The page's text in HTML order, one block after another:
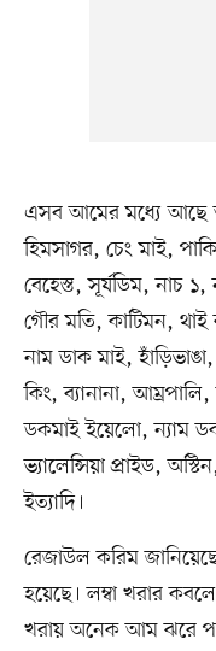
এসব আমের মধ্যে আছে
হিমসাগর, চেং মাই,
বেহেস্ত, সূর্যডিম, নাচ
গৌর মতি, কাটিমন, থাই
নাম ডাক মাই,
কিং, ব্যানানা,
ডকমাই ইয়েলো, ন্যাম
ভ্যালেন্সিয়া প্রাইড,
ইত্যাদি।
রেজাউল করিম
হয়েছে। লম্বা খরার
খরায় অনেক আম ঝরে